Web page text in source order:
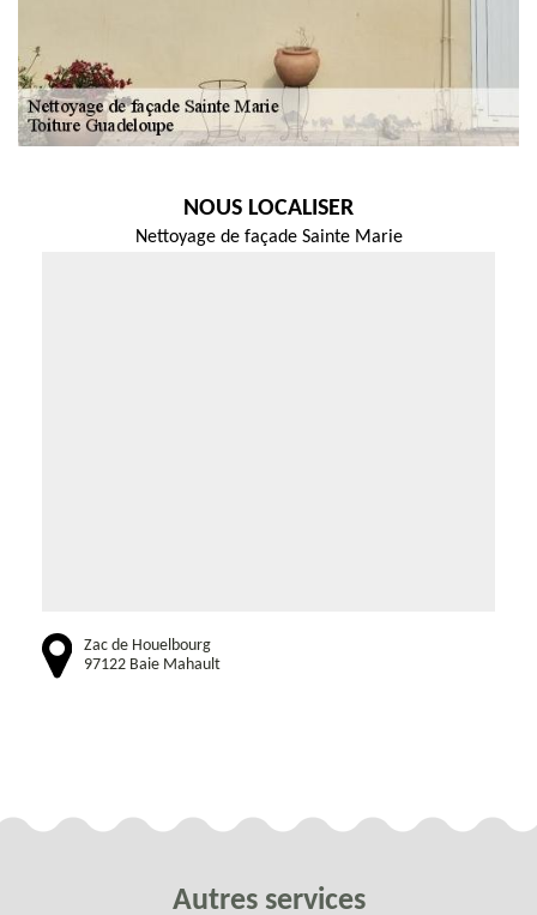
NOUS LOCALISER
Nettoyage de façade Sainte Marie
Zac de Houelbourg
97122 Baie Mahault
Autres services